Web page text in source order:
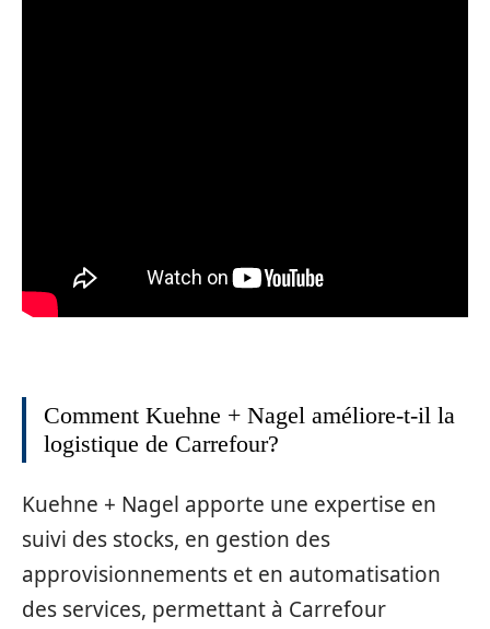
Comment Kuehne + Nagel améliore-t-il la
logistique de Carrefour?
Kuehne + Nagel apporte une expertise en
suivi des stocks, en gestion des
approvisionnements et en automatisation
des services, permettant à Carrefour